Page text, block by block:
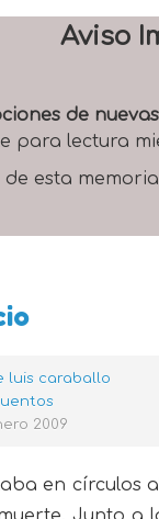
Aviso
de
para lectura
esta
luis caraballo
2009
en círculos